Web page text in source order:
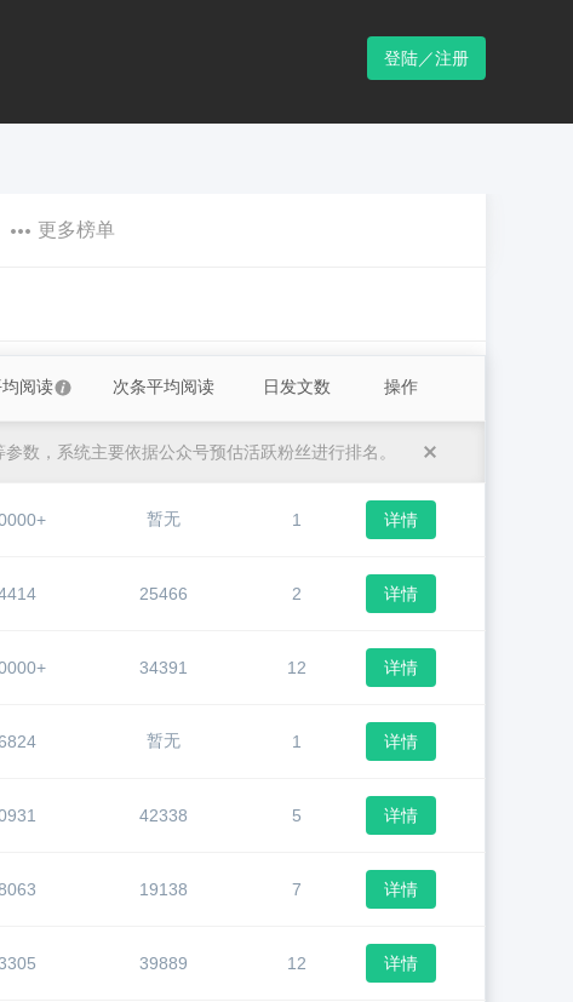
登陆／注册
更多榜单
阅读 次条平均阅读 日发文数 操作
数，系统主要依据公众号预估活跃粉丝进行排名。
暂无 1 详情
25466 2 详情
34391 12 详情
暂无 1 详情
42338 5 详情
19138 7 详情
39889 12 详情